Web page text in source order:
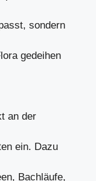
sondern
gedeihen
an der
ein. Dazu
Bachläufe,